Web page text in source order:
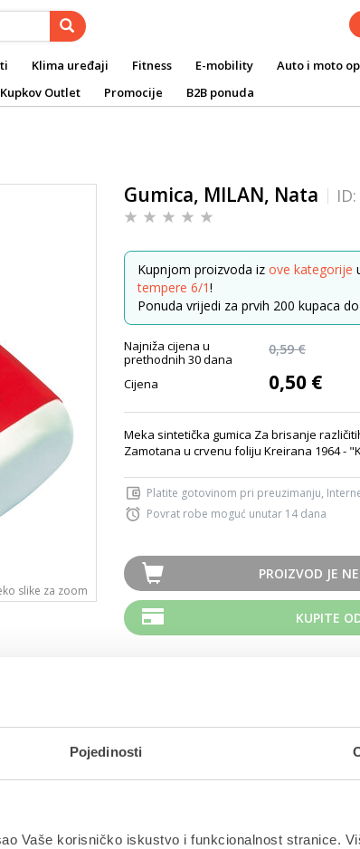
Pojedinosti
Vaše korisničko iskustvo i funkcionalnost stranice.
Klima uređaji Fitness E-mobility Auto i moto
Kupkov Outlet Promocije B2B ponuda
slike za zoom
Gumica, MILAN, Nata ID:
Kupnjom proizvoda iz ove kategorije
tempere 6/1!
Ponuda vrijedi za prvih 200 kupaca
Najniža cijena u
prethodnih 30 dana
0,59 €
Cijena 0,50 €
Meka sintetička gumica Za brisanje
Zamotana u crvenu foliju Kreirana 1964 -
Platite gotovinom pri preuzimanju,
Povrat robe moguć unutar 14 dana
PROIZVOD JE
KUPITE